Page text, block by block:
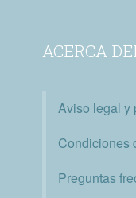
ACERCA
Aviso legal y
Condiciones
Preguntas